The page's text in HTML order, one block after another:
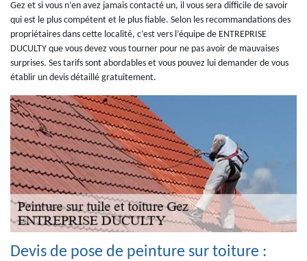
Gez et si vous n’en avez jamais contacté un, il vous sera difficile de savoir
qui est le plus compétent et le plus fiable. Selon les recommandations des
propriétaires dans cette localité, c’est vers l’équipe de ENTREPRISE
DUCULTY que vous devez vous tourner pour ne pas avoir de mauvaises
surprises. Ses tarifs sont abordables et vous pouvez lui demander de vous
établir un devis détaillé gratuitement.
Devis de pose de peinture sur toiture :